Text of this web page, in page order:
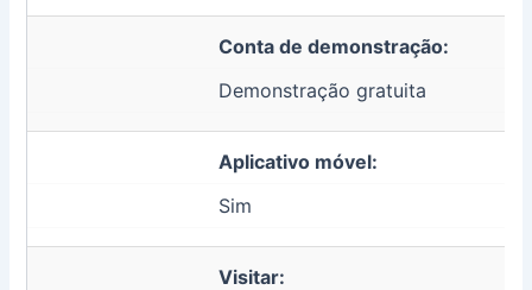
Conta de demonstração:
Demonstração gratuita
Aplicativo móvel:
Sim
Visitar: